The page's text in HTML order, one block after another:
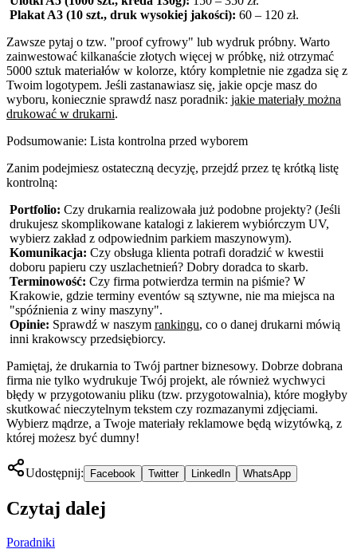
Plakat A3 (10 szt., druk wysokiej jakości): 60 – 120 zł.
Zawsze pytaj o tzw. "proof cyfrowy" lub wydruk próbny. Warto
zainwestować kilkanaście złotych więcej w próbkę, niż otrzymać
5000 sztuk materiałów w kolorze, który kompletnie nie zgadza się z
Twoim logotypem. Jeśli zastanawiasz się, jakie opcje masz do
wyboru, koniecznie sprawdź nasz poradnik: jakie materiały można
drukować w drukarni.
Podsumowanie: Lista kontrolna przed wyborem
Zanim podejmiesz ostateczną decyzję, przejdź przez tę krótką listę
kontrolną:
Portfolio: Czy drukarnia realizowała już podobne projekty? (Jeśli
drukujesz skomplikowane katalogi z lakierem wybiórczym UV,
wybierz zakład z odpowiednim parkiem maszynowym).
Komunikacja: Czy obsługa klienta potrafi doradzić w kwestii
doboru papieru czy uszlachetnień? Dobry doradca to skarb.
Terminowość: Czy firma potwierdza termin na piśmie? W
Krakowie, gdzie terminy eventów są sztywne, nie ma miejsca na
"spóźnienia z winy maszyny".
Opinie: Sprawdź w naszym rankingu, co o danej drukarni mówią
inni krakowscy przedsiębiorcy.
Pamiętaj, że drukarnia to Twój partner biznesowy. Dobrze dobrana
firma nie tylko wydrukuje Twój projekt, ale również wychwyci
błędy w przygotowaniu pliku (tzw. przygotowalnia), które mogłyby
skutkować nieczytelnym tekstem czy rozmazanymi zdjęciami.
Wybierz mądrze, a Twoje materiały reklamowe będą wizytówką, z
której możesz być dumny!
Udostępnij: Facebook Twitter LinkedIn WhatsApp
Czytaj dalej
Poradniki